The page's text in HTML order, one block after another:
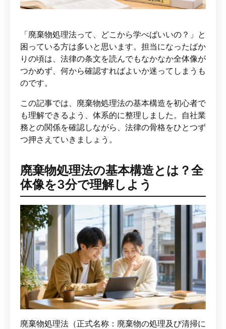
「廃棄物処理法って、どこから学べばいいの？」と
困っている方は多いと思います。担当になったばか
りの頃は、法律の条文を読んでもなかなか全体像が
つかめず、何から確認すればよいか迷ってしまうも
のです。
この記事では、廃棄物処理法の基本構造を初心者で
も理解できるよう、体系的に整理しました。自社業
務との関係を確認しながら、法律の骨格をひとつず
つ押さえていきましょう。
廃棄物処理法の基本構造とは？全
体像を3分で理解しよう
廃棄物処理法（正式名称：廃棄物の処理及び清掃に